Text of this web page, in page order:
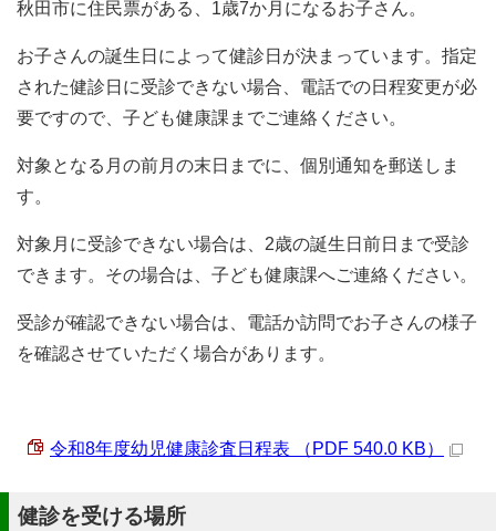
秋田市に住民票がある、1歳7か月になるお子さん。
お子さんの誕生日によって健診日が決まっています。指定
された健診日に受診できない場合、電話での日程変更が必
要ですので、子ども健康課までご連絡ください。
対象となる月の前月の末日までに、個別通知を郵送しま
す。
対象月に受診できない場合は、2歳の誕生日前日まで受診
できます。その場合は、子ども健康課へご連絡ください。
受診が確認できない場合は、電話か訪問でお子さんの様子
を確認させていただく場合があります。
令和8年度幼児健康診査日程表 （PDF 540.0 KB）
健診を受ける場所